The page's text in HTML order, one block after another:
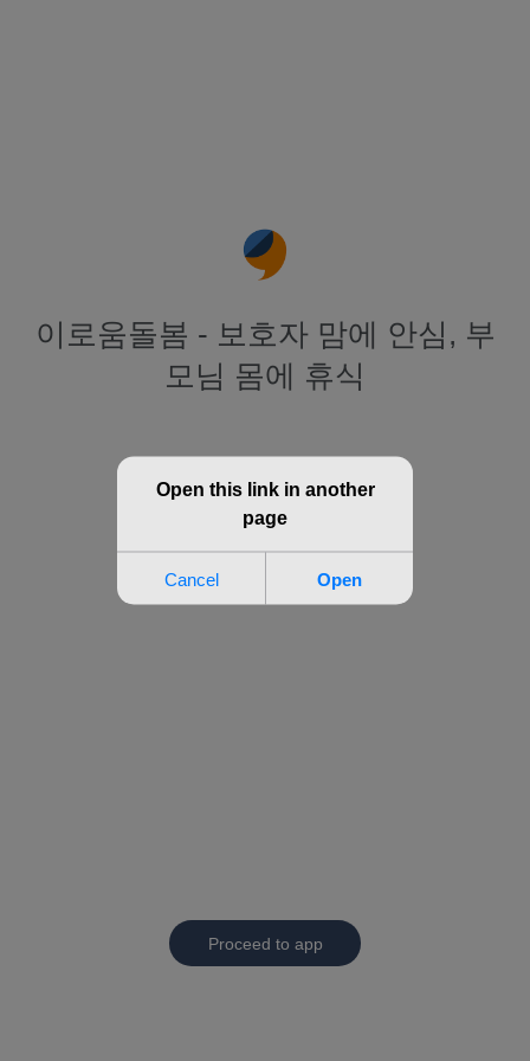
이로움돌봄 - 보호자 맘에 안심, 부
모님 몸에 휴식
Proceed to app